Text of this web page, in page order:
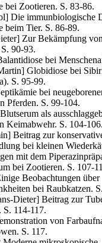
bei Zootieren. S. 83-86.
Die immunbiologische
beim Tier. S. 86-89.
Zur Bekämpfung
S. 90-93.
bei
Globidiose bei
S. 95-99.
bei
Pferden. S. 99-104.
als
Keimabwehr. S. 104-106.
Beitrag zur
bei kleinen
mit dem
bei Zootieren. S. 107-
Beobachtungen über
bei Raubkatzen.
Dieter] Beitrag zur
S. 114-117.
von
S. 117.